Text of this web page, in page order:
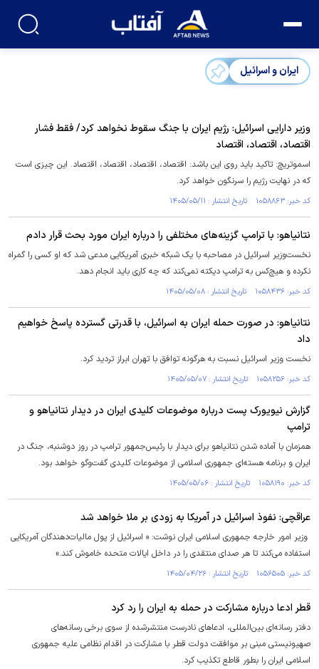
ایران و اسرائیل
وزیر دارایی اسرائیل: رژیم ایران با جنگ سقوط نخواهد کرد/ فقط فشار
اقتصاد، اقتصاد، اقتصاد
اسموتریچ: تاکید باید روی این باشد: اقتصاد، اقتصاد، اقتصاد، اقتصاد. این چیزی است
که در نهایت رژیم را سرنگون خواهد کرد.
کد خبر: ۱۰۵۸۸۶۳ تاریخ انتشار : ۱۴۰۵/۰۵/۱۱
نتانیاهو: با ترامپ گزینه‌های مختلفی را درباره ایران مورد بحث قرار دادم
نخست‌وزیر اسرائیل در مصاحبه با یک شبکه خبری آمریکایی مدعی شد که او کسی را گمراه
نکرده و هیچ‌کس به ترامپ دیکته نمی‌کند که چه کاری باید انجام دهد.
کد خبر: ۱۰۵۸۴۳۶ تاریخ انتشار : ۱۴۰۵/۰۵/۰۸
نتانیاهو: در صورت حمله ایران به اسرائیل، با قدرتی گسترده پاسخ خواهیم
داد
نخست‌ وزیر اسرائیل نسبت به هرگونه توافق با تهران ابراز تردید کرد.
کد خبر: ۱۰۵۸۲۵۶ تاریخ انتشار : ۱۴۰۵/۰۵/۰۷
گزارش نیویورک پست درباره موضوعات کلیدی ایران در دیدار نتانیاهو و
ترامپ
همزمان با آماده شدن نتانیاهو برای دیدار با رئیس‌جمهور ترامپ در روز دوشنبه، جنگ در
ایران و برنامه هسته‌ای جمهوری اسلامی از موضوعات کلیدی گفت‌و‌گو خواهد بود.
کد خبر: ۱۰۵۸۱۹۰ تاریخ انتشار : ۱۴۰۵/۰۵/۰۶
عراقچی: نفوذ اسرائیل در آمریکا به زودی بر ملا خواهد شد
وزیر امور خارجه جمهوری اسلامی ایران نوشت: « اسرائیل از پول مالیات‌دهندگان آمریکایی
استفاده می‌کند تا هر صدای منتقدی را در داخل ایالات متحده خاموش کند.»
کد خبر: ۱۰۵۶۵۰۵ تاریخ انتشار : ۱۴۰۵/۰۴/۲۶
قطر ادعا درباره مشارکت در حمله به ایران را رد کرد
دفتر رسانه‌ای بین‌المللی، ادعاهای نادرست منتشرشده از سوی برخی رسانه‌های
صهیونیستی مبنی بر موافقت دولت قطر با مشارکت در اقدام نظامی علیه جمهوری
اسلامی ایران را بطور قاطع تکذیب کرد.